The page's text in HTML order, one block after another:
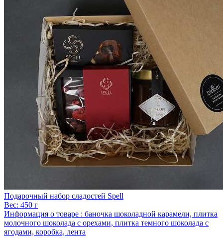
Подарочный набор сладостей Spell
Вес: 450 г
Информация о товаре : баночка шоколадной карамели, плитка
молочного шоколада с орехами, плитка темного шоколада с
ягодами, коробка, лента